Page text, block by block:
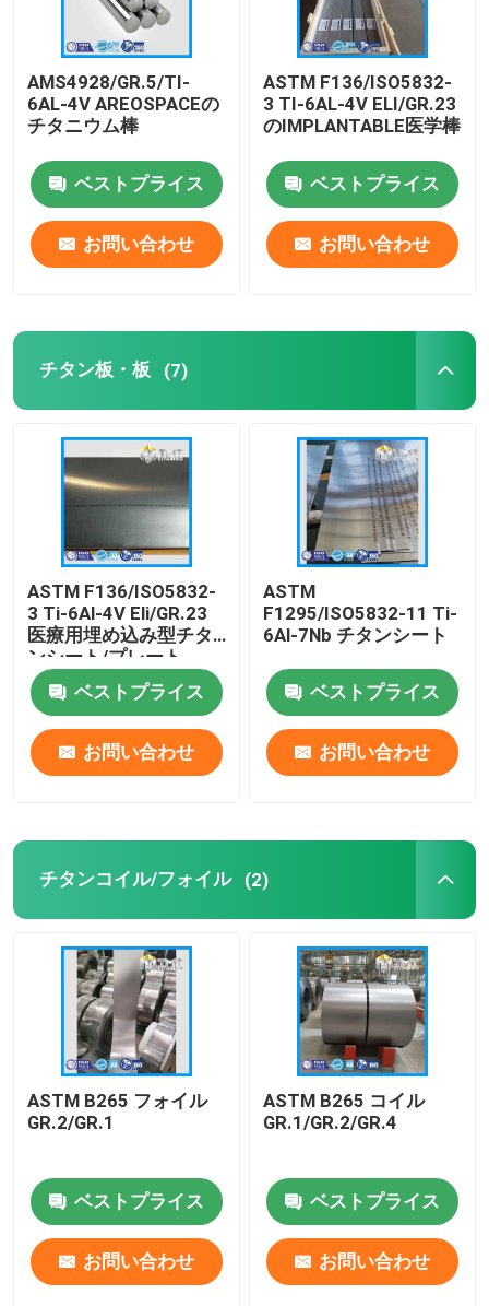
ホーム
製品
ビデオ
企業情報
品質管理
お問い合わせ
AMS4928/GR.5/TI-
6AL-4V AREOSPACEの
チタニウム棒
ベストプライス
お問い合わせ
ASTM F136/ISO5832-
3 TI-6AL-4V ELI/GR.23
のIMPLANTABLE医学棒
ベストプライス
お問い合わせ
チタン板・板 (7)
ASTM F136/ISO5832-
3 Ti-6Al-4V Eli/GR.23
医療用埋め込み型チタ
ンシート/プレート
ベストプライス
お問い合わせ
ASTM
F1295/ISO5832-11 Ti-
6Al-7Nb チタンシート
ベストプライス
お問い合わせ
チタンコイル/フォイル (2)
ASTM B265 フォイル
GR.2/GR.1
ベストプライス
お問い合わせ
ASTM B265 コイル
GR.1/GR.2/GR.4
ベストプライス
お問い合わせ